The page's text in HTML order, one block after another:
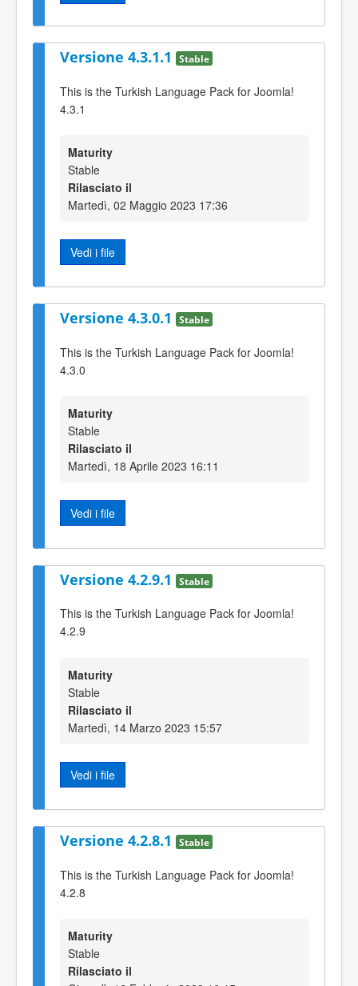
Versione 4.3.1.1 Stable
This is the Turkish Language Pack for Joomla!
4.3.1
Maturity
Stable
Rilasciato il
Martedì, 02 Maggio 2023 17:36
Vedi i file
Versione 4.3.0.1 Stable
This is the Turkish Language Pack for Joomla!
4.3.0
Maturity
Stable
Rilasciato il
Martedì, 18 Aprile 2023 16:11
Vedi i file
Versione 4.2.9.1 Stable
This is the Turkish Language Pack for Joomla!
4.2.9
Maturity
Stable
Rilasciato il
Martedì, 14 Marzo 2023 15:57
Vedi i file
Versione 4.2.8.1 Stable
This is the Turkish Language Pack for Joomla!
4.2.8
Maturity
Stable
Rilasciato il